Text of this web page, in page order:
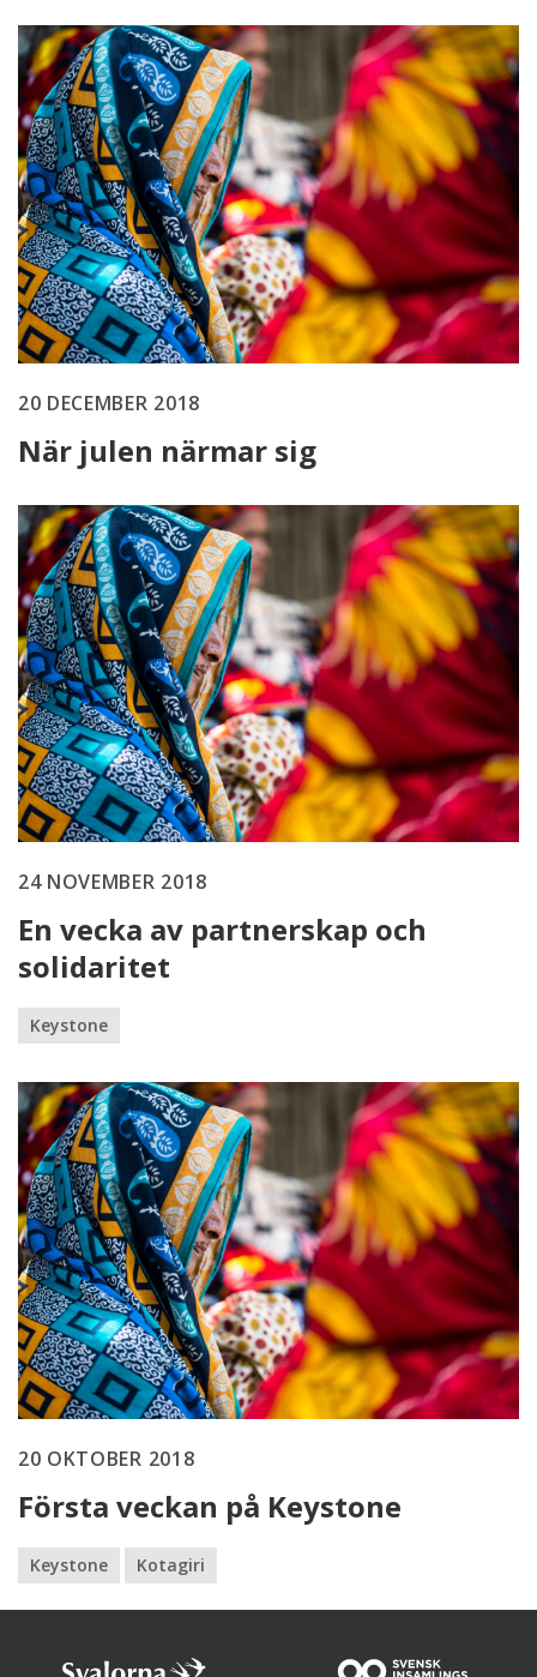
20 DECEMBER 2018
När julen närmar sig
24 NOVEMBER 2018
En vecka av partnerskap och
solidaritet
Keystone
20 OKTOBER 2018
Första veckan på Keystone
Keystone Kotagiri